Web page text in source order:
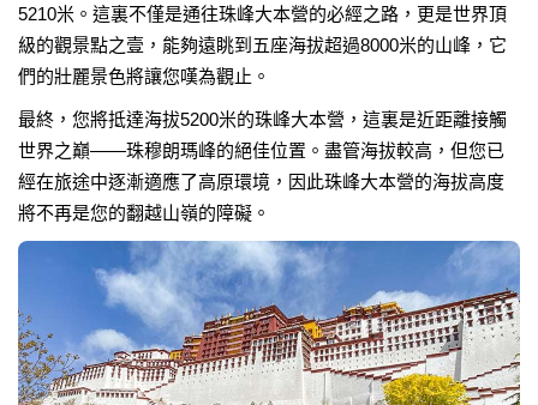
5210米。這裏不僅是通往珠峰大本營的必經之路，更是世界頂
級的觀景點之壹，能夠遠眺到五座海拔超過8000米的山峰，它
們的壯麗景色將讓您嘆為觀止。
最終，您將抵達海拔5200米的珠峰大本營，這裏是近距離接觸
世界之巔——珠穆朗瑪峰的絕佳位置。盡管海拔較高，但您已
經在旅途中逐漸適應了高原環境，因此珠峰大本營的海拔高度
將不再是您的翻越山嶺的障礙。